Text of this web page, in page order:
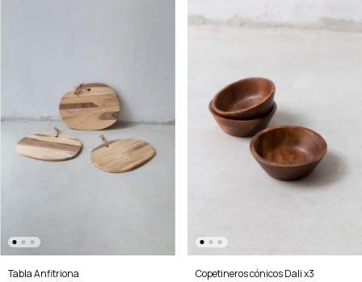
Tabla Anfitriona Copetineros cónicos Dali x3